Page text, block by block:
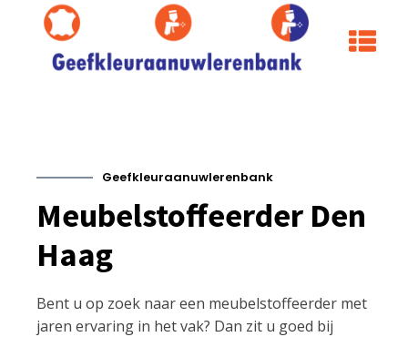
Geefkleuraanuwlerenbank
Meubelstoffeerder Den
Haag
Bent u op zoek naar een meubelstoffeerder met
jaren ervaring in het vak? Dan zit u goed bij